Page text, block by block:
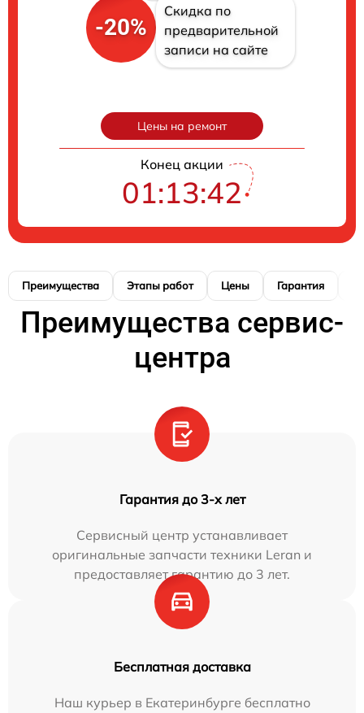
-20%
Скидка по
предварительной
записи на сайте
Цены на ремонт
Конец акции
01:13:41
Преимущества Этапы работ Цены Гарантия
Преимущества сервис-
центра
Гарантия до 3-х лет
Сервисный центр устанавливает
оригинальные запчасти техники Leran и
предоставляет гарантию до 3 лет.
Бесплатная доставка
Наш курьер в Екатеринбурге бесплатно